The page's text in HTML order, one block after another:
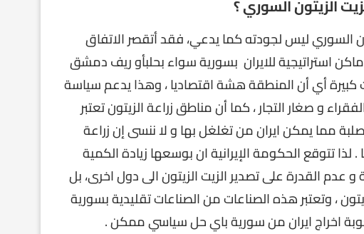
الزيتون السوري ؟
السوري ليس لجودته كما يدعي، فقد أتقصر الاتفاق
بأماكن استراتيجية للايران بسورية سواء بحلبأو ريف دمشق
كبيرة أي أن المنطقة هشة اقتصاديا ، وهذا يدعم سياسة
و صغار التجار ، كما أن مناطق زراعة الزيتون تعتبر
مما يمكن ايران من تغلغل بها و لا ننسى إن زراعة
لذا تتوقع الحكومة الإيرانية ان بوسعها زيادة الكمية
عدم القدرة على تصدير الزيت الزيتون الى دول اخرى، بل
، وتعتبر هذه الصناعات من الصناعات تقليدية بسورية
اخراج ايران من سورية باي حل سياسي ممكن .